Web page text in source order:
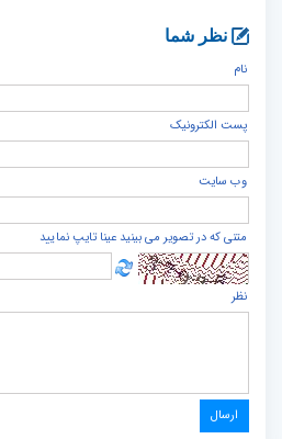
نظر شما
نام
پست الكترونيک
وب سایت
متنی که در تصویر می بینید عینا تایپ نمایید
نظر